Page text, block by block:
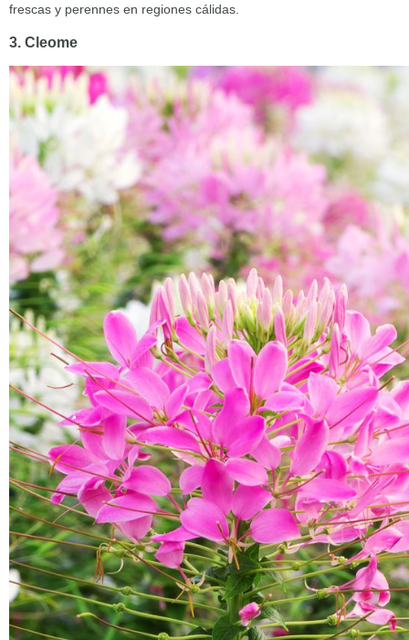
frescas y perennes en regiones cálidas.
3. Cleome